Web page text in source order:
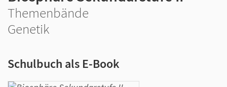
Themenbände
Genetik
Schulbuch als E-Book